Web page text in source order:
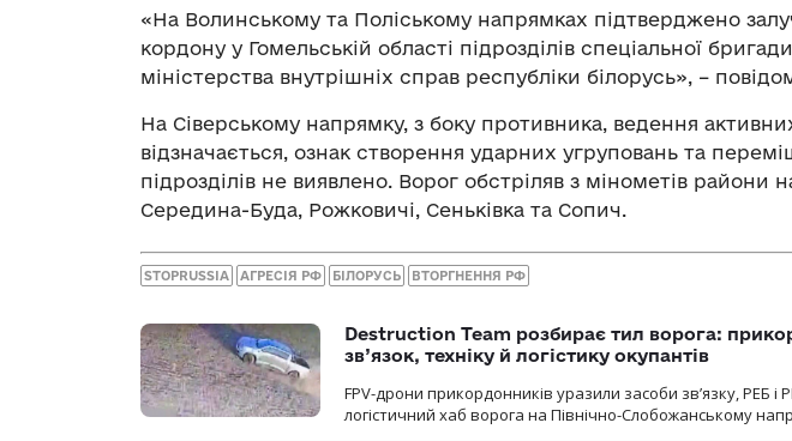
«На Волинському та Поліському напрямках підтверджено
кордону у Гомельській області підрозділів спеціальної
міністерства внутрішніх справ республіки білорусь», –
На Сіверському напрямку, з боку противника, ведення
відзначається, ознак створення ударних угруповань та
підрозділів не виявлено. Ворог обстріляв з мінометів райони
Середина-Буда, Рожковичі, Сеньківка та Сопич.
STOPRUSSIA АГРЕСІЯ РФ БІЛОРУСЬ ВТОРГНЕННЯ РФ
Destruction Team розбирає тил ворога:
зв’язок, техніку й логістику окупантів
FPV-дрони прикордонників уразили засоби зв’язку, РЕБ і
логістичний хаб ворога на Північно-Слобожанському